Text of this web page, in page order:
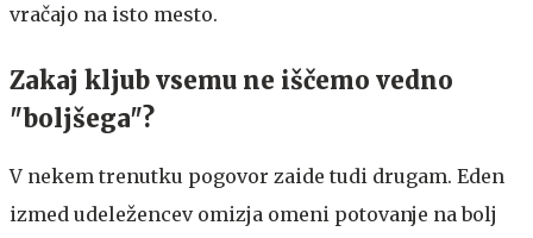
vračajo na isto mesto.
Zakaj kljub vsemu ne iščemo vedno
"boljšega"?
V nekem trenutku pogovor zaide tudi drugam. Eden
izmed udeležencev omizja omeni potovanje na bolj